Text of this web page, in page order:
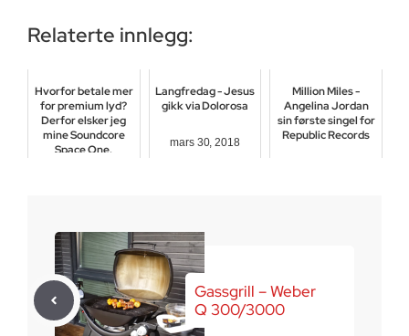
Relaterte innlegg:
Hvorfor betale mer
for premium lyd?
Derfor elsker jeg
mine Soundcore
Space One.
Langfredag - Jesus
gikk via Dolorosa
mars 30, 2018
Million Miles -
Angelina Jordan
sin første singel for
Republic Records
Gassgrill – Weber
Q 300/3000